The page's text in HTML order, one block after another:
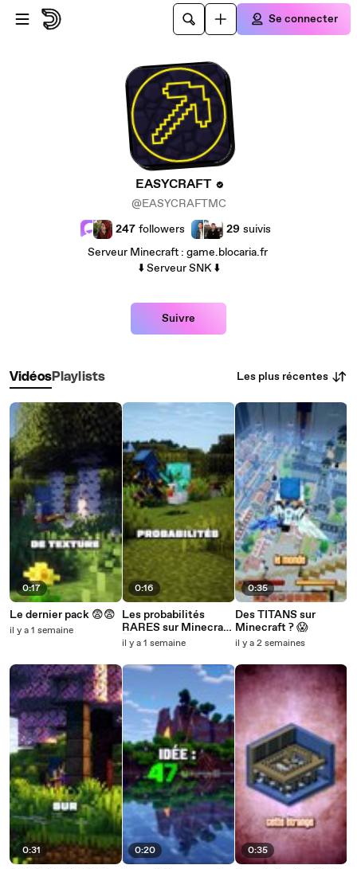
Passer au contenu principal
Se connecter
EASYCRAFT
@EASYCRAFTMC
247 followers 29 suivis
Serveur Minecraft : game.blocaria.fr
⬇️ Serveur SNK ⬇️
Suivre
VidéosPlaylists Les plus récentes
0:17
Le dernier pack 😨😨
il y a 1 semaine
0:31
0:16
Les probabilités
RARES sur Minecraft
🤯
il y a 1 semaine
0:20
0:35
Des TITANS sur
Minecraft ? 😱
il y a 2 semaines
0:35